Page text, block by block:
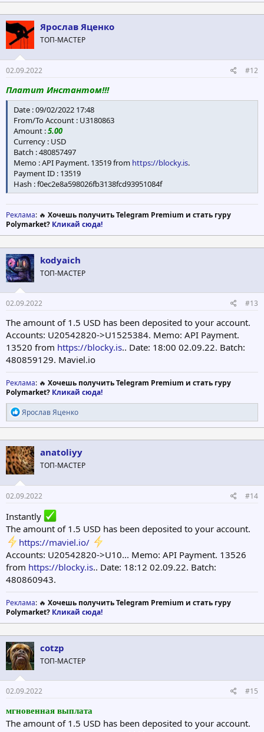
Ярослав Яценко
ТОП-МАСТЕР
02.09.2022 #12
Платит Инстантом!!!
Date : 09/02/2022 17:48
From/To Account : U3180863
Amount :5.00
Currency : USD
Batch : 480857497
Memo : API Payment. 13519 from https://blocky.is.
Payment ID : 13519
Hash : f0ec2e8a598026fb3138fcd93951084f
Реклама: 🔥 Хочешь получить Telegram Premium и стать гуру
Polymarket? Кликай сюда!
kodyaich
ТОП-МАСТЕР
02.09.2022 #13
The amount of 1.5 USD has been deposited to your account.
Accounts: U20542820->U1525384. Memo: API Payment.
13520 from https://blocky.is.. Date: 18:00 02.09.22. Batch:
480859129. Maviel.io
Реклама: 🔥 Хочешь получить Telegram Premium и стать гуру
Polymarket? Кликай сюда!
Р
е
а
к
ц
и
и
:
Ярослав Яценко
anatoliyy
ТОП-МАСТЕР
02.09.2022 #14
Instantly
The amount of 1.5 USD has been deposited to your account.
https://maviel.io/
Accounts: U20542820->U10... Memo: API Payment. 13526
from https://blocky.is.. Date: 18:12 02.09.22. Batch:
480860943.
Реклама: 🔥 Хочешь получить Telegram Premium и стать гуру
Polymarket? Кликай сюда!
cotzp
ТОП-МАСТЕР
02.09.2022 #15
мгновенная выплата
The amount of 1.5 USD has been deposited to your account.